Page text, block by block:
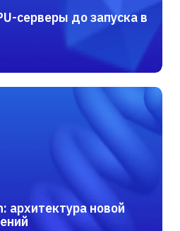
серверы до запуска в
архитектура новой